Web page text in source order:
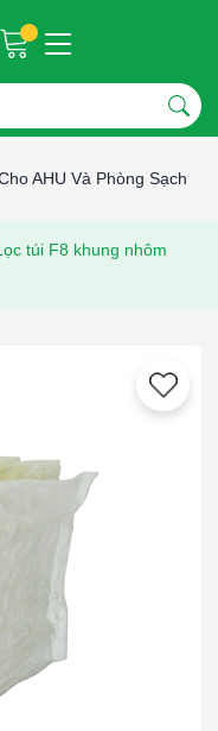
AHU Và Phòng Sạch
túi F8 khung nhôm